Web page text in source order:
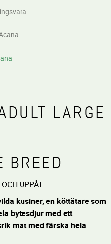
LARGE
BREED
UPPÅT
kusiner, en köttätare som
bytesdjur med ett
mat med färska hela